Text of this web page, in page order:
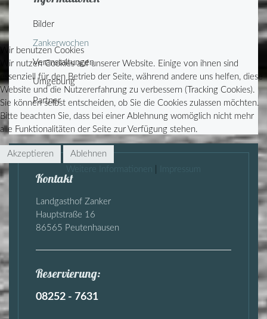
Bilder
Zankerwochen
Veranstaltungen
Umgebung
Partner
Kontakt
Landgasthof Zanker
Hauptstraße 16
86565 Peutenhausen
Reservierung:
08252 - 7631
Wir benutzen Cookies
Wir nutzen Cookies auf unserer Website. Einige von ihnen sind
essenziell für den Betrieb der Seite, während andere uns helfen, diese
Website und die Nutzererfahrung zu verbessern (Tracking Cookies).
Sie können selbst entscheiden, ob Sie die Cookies zulassen möchten.
Bitte beachten Sie, dass bei einer Ablehnung womöglich nicht mehr
alle Funktionalitäten der Seite zur Verfügung stehen.
Akzeptieren
Ablehnen
Weitere Informationen
Impressum